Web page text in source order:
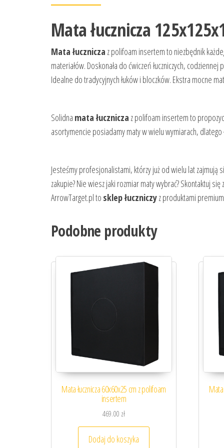
Mata łucznicza
Mata łucznicza z polifoam insertem to niezbędnik
materiałów. Doskonała do ćwiczeń łuczniczych,
Idealne do tradycyjnych łuków i bloczków. Ekstra mocne
Solidna mata łucznicza z polifoam insertem to
asortymencie posiadamy maty w wielu wymiarach,
Jesteśmy profesjonalistami, którzy już od wielu lat zajmują
zakupie? Nie wiesz jaki rozmiar maty wybrać? Skontaktuj
ArrowTarget.pl to sklep łuczniczyz produktami
Podobne produkty
Mata łucznicza 60x60x25 cm z polifoam
insertem
469.00 zł
Dodaj do koszyka